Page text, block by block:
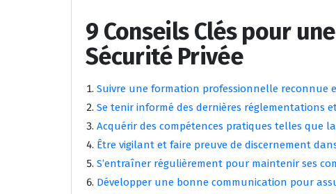
9 Conseils Clés pour
Sécurité Privée
Suivre une formation professionnelle reconnue
Se tenir informé des dernières réglementations
Acquérir des compétences pratiques telles que
Être vigilant et faire preuve de discernement
S’entraîner régulièrement pour maintenir ses
Développer une bonne communication pour